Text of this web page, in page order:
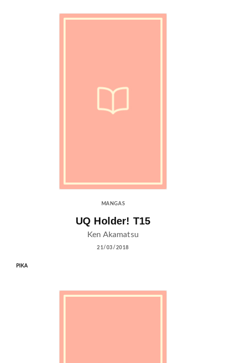
MANGAS
UQ Holder! T15
Ken Akamatsu
21/03/2018
PIKA